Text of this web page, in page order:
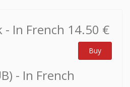
- In French 14.50 €
Buy
- In French